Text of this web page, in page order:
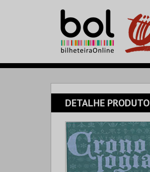
DETALHE PRODUTO